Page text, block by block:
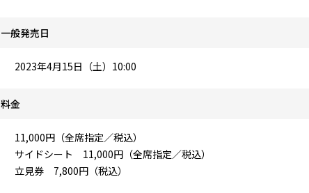
一般発売日
2023年4月15日（土）10:00
料金
11,000円（全席指定／税込）
サイドシート 11,000円（全席指定／税込）
立見券 7,800円（税込）